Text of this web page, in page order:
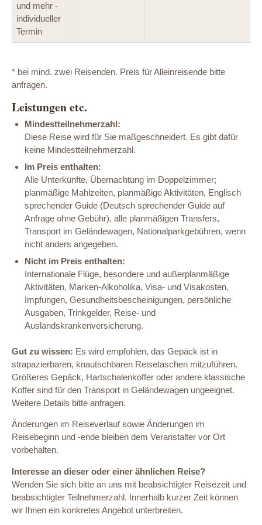
und mehr -
individueller
Termin
* bei mind. zwei Reisenden. Preis für Alleinreisende bitte
anfragen.
Leistungen etc.
Mindestteilnehmerzahl:
Diese Reise wird für Sie maßgeschneidert. Es gibt dafür
keine Mindestteilnehmerzahl.
Im Preis enthalten:
Alle Unterkünfte, Übernachtung im Doppelzimmer;
planmäßige Mahlzeiten, planmäßige Aktivitäten, Englisch
sprechender Guide (Deutsch sprechender Guide auf
Anfrage ohne Gebühr), alle planmäßigen Transfers,
Transport im Geländewagen, Nationalparkgebühren, wenn
nicht anders angegeben.
Nicht im Preis enthalten:
Internationale Flüge, besondere und außerplanmäßige
Aktivitäten, Marken-Alkoholika, Visa- und Visakosten,
Impfungen, Gesundheitsbescheinigungen, persönliche
Ausgaben, Trinkgelder, Reise- und
Auslandskrankenversicherung.
Gut zu wissen: Es wird empfohlen, das Gepäck ist in
strapazierbaren, knautschbaren Reisetaschen mitzuführen.
Größeres Gepäck, Hartschalenkoffer oder andere klassische
Koffer sind für den Transport in Geländewagen ungeeignet.
Weitere Details bitte anfragen.
Änderungen im Reiseverlauf sowie Änderungen im
Reisebeginn und -ende bleiben dem Veranstalter vor Ort
vorbehalten.
Interesse an dieser oder einer ähnlichen Reise?
Wenden Sie sich bitte an uns mit beabsichtigter Reisezeit und
beabsichtigter Teilnehmerzahl. Innerhalb kurzer Zeit können
wir Ihnen ein konkretes Angebot unterbreiten.